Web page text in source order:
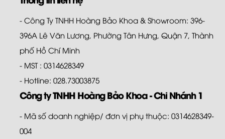
- Công Ty TNHH Hoàng Bảo Khoa & Showroom: 396-
396A Lê Văn Lương, Phường Tân Hưng, Quận 7, Thành
phố Hồ Chí Minh
- MST : 0314628349
- Hotline: 028.73003875
Công ty TNHH Hoàng Bảo Khoa - Chi Nhánh 1
- Mã số doanh nghiệp/ đơn vị phụ thuộc: 0314628349-
004